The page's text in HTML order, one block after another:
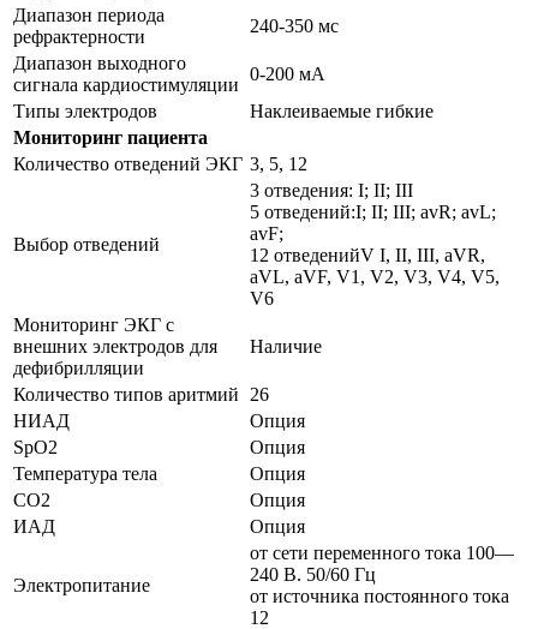
Диапазон периода
рефрактерности
240-350 мс
Диапазон выходного
сигнала кардиостимуляции
0-200 мА
Типы электродов
Наклеиваемые гибкие
Мониторинг пациента
Количество отведений ЭКГ 3, 5, 12
Выбор отведений
3 отведения: I; II; III
5 отведений:I; II; III; avR; avL;
avF;
12 отведенийV I, II, III, aVR,
aVL, aVF, V1, V2, V3, V4, V5,
V6
Мониторинг ЭКГ с
внешних электродов для
дефибрилляции
Наличие
Количество типов аритмий
26
НИАД
Опция
SpO2
Опция
Температура тела
Опция
СО2
Опция
ИАД
Опция
Электропитание
от сети переменного тока 100—
240 В. 50/60 Гц
от источника постоянного тока
12